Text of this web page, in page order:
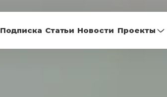
Подписка Статьи Новости Проекты